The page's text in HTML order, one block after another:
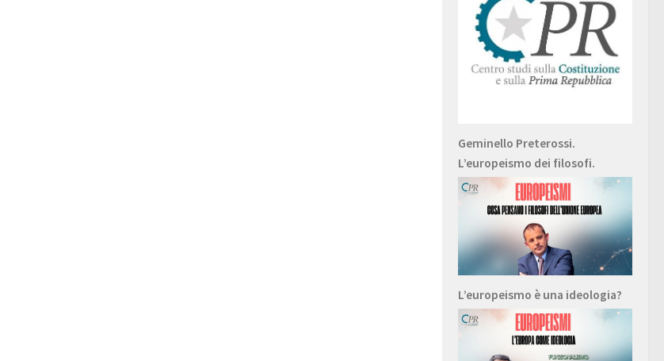
Geminello Preterossi.
L’europeismo dei filosofi.
L’europeismo è una ideologia?